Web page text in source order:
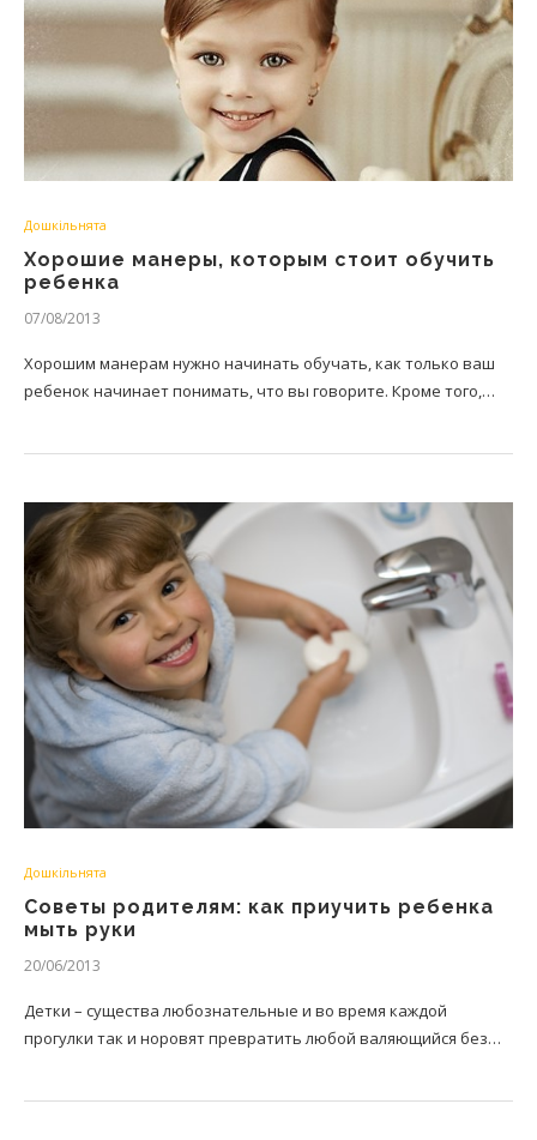
Дошкільнята
Хорошие манеры, которым стоит обучить
ребенка
07/08/2013
Хорошим манерам нужно начинать обучать, как только ваш
ребенок начинает понимать, что вы говорите. Кроме того,…
Дошкільнята
Советы родителям: как приучить ребенка
мыть руки
20/06/2013
Детки – существа любознательные и во время каждой
прогулки так и норовят превратить любой валяющийся без…